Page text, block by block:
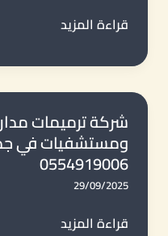
وتجديد
التصميم
والبناء
مقاول
المراكز
التجارية
في
جدة
0554919006
قراءة المزيد
شركة ترميمات
ومستشفيات في
0554919006
29/09/2025
شركة
قراءة المزيد